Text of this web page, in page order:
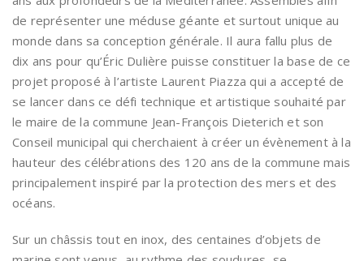
de représenter une méduse géante et surtout unique au
monde dans sa conception générale. Il aura fallu plus de
dix ans pour qu’Éric Dulière puisse constituer la base de ce
projet proposé à l’artiste Laurent Piazza qui a accepté de
se lancer dans ce défi technique et artistique souhaité par
le maire de la commune Jean-François Dieterich et son
Conseil municipal qui cherchaient à créer un évènement à la
hauteur des célébrations des 120 ans de la commune mais
principalement inspiré par la protection des mers et des
océans.
Sur un châssis tout en inox, des centaines d’objets de